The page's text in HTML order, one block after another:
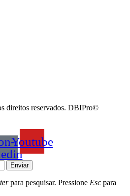
direitos reservados. DBIPro©
Youtube
Enviar
para pesquisar. Pressione Esc para